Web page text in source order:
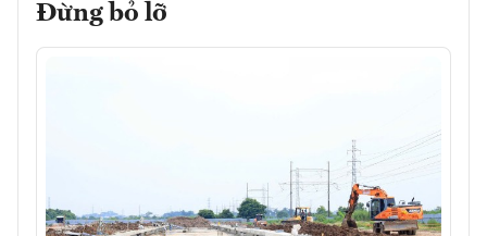
Đừng bỏ lỡ